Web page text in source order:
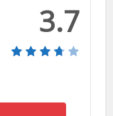
3.7